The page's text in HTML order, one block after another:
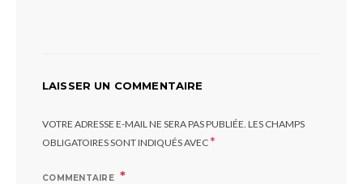
LAISSER UN COMMENTAIRE
VOTRE ADRESSE E-MAIL NE SERA PAS PUBLIÉE. LES CHAMPS
OBLIGATOIRES SONT INDIQUÉS AVEC*
COMMENTAIRE